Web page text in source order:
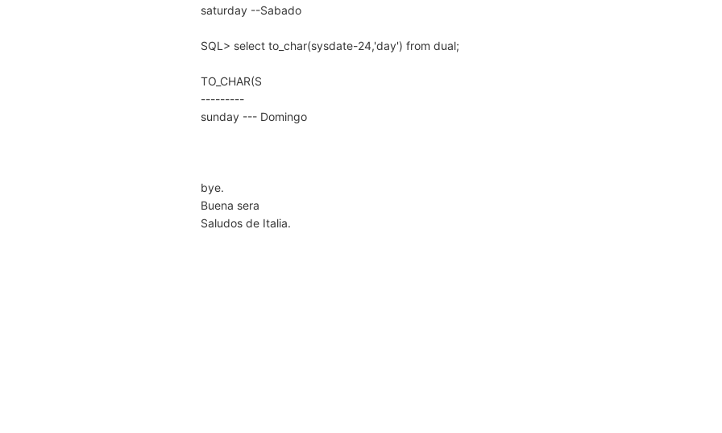
saturday --Sabado
SQL> select to_char(sysdate-24,'day') from dual;
TO_CHAR(S
---------
sunday --- Domingo
bye.
Buena sera
Saludos de Italia.